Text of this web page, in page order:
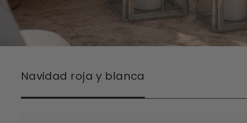
Navidad roja y blanca